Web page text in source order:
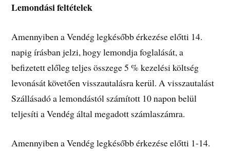
Lemondási feltételek
Amennyiben a Vendég legkésőbb érkezése előtti 14.
napig írásban jelzi, hogy lemondja foglalását, a
befizetett előleg teljes összege 5 % kezelési költség
levonását követően visszautalásra kerül. A visszautalást
Szállásadó a lemondástól számított 10 napon belül
teljesíti a Vendég által megadott számlaszámra.
Amennyiben a Vendég legkésőbb érkezése előtti 1-14.